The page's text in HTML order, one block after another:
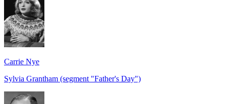
Carrie Nye
Sylvia Grantham (segment "Father's Day")